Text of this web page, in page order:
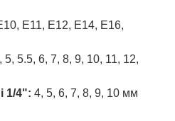
E11, E12, E14, E16,
5, 5.5, 6, 7, 8, 9, 10, 11, 12,
1/4": 4, 5, 6, 7, 8, 9, 10 мм